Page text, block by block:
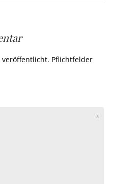
Pflichtfelder
*